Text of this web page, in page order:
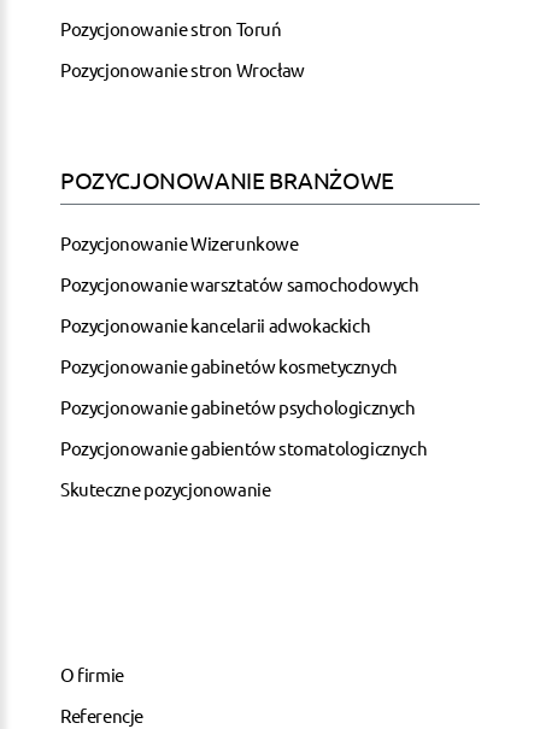
Pozycjonowanie stron Toruń
Pozycjonowanie stron Wrocław
POZYCJONOWANIE BRANŻOWE
Pozycjonowanie Wizerunkowe
Pozycjonowanie warsztatów samochodowych
Pozycjonowanie kancelarii adwokackich
Pozycjonowanie gabinetów kosmetycznych
Pozycjonowanie gabinetów psychologicznych
Pozycjonowanie gabientów stomatologicznych
Skuteczne pozycjonowanie
O firmie
Referencje